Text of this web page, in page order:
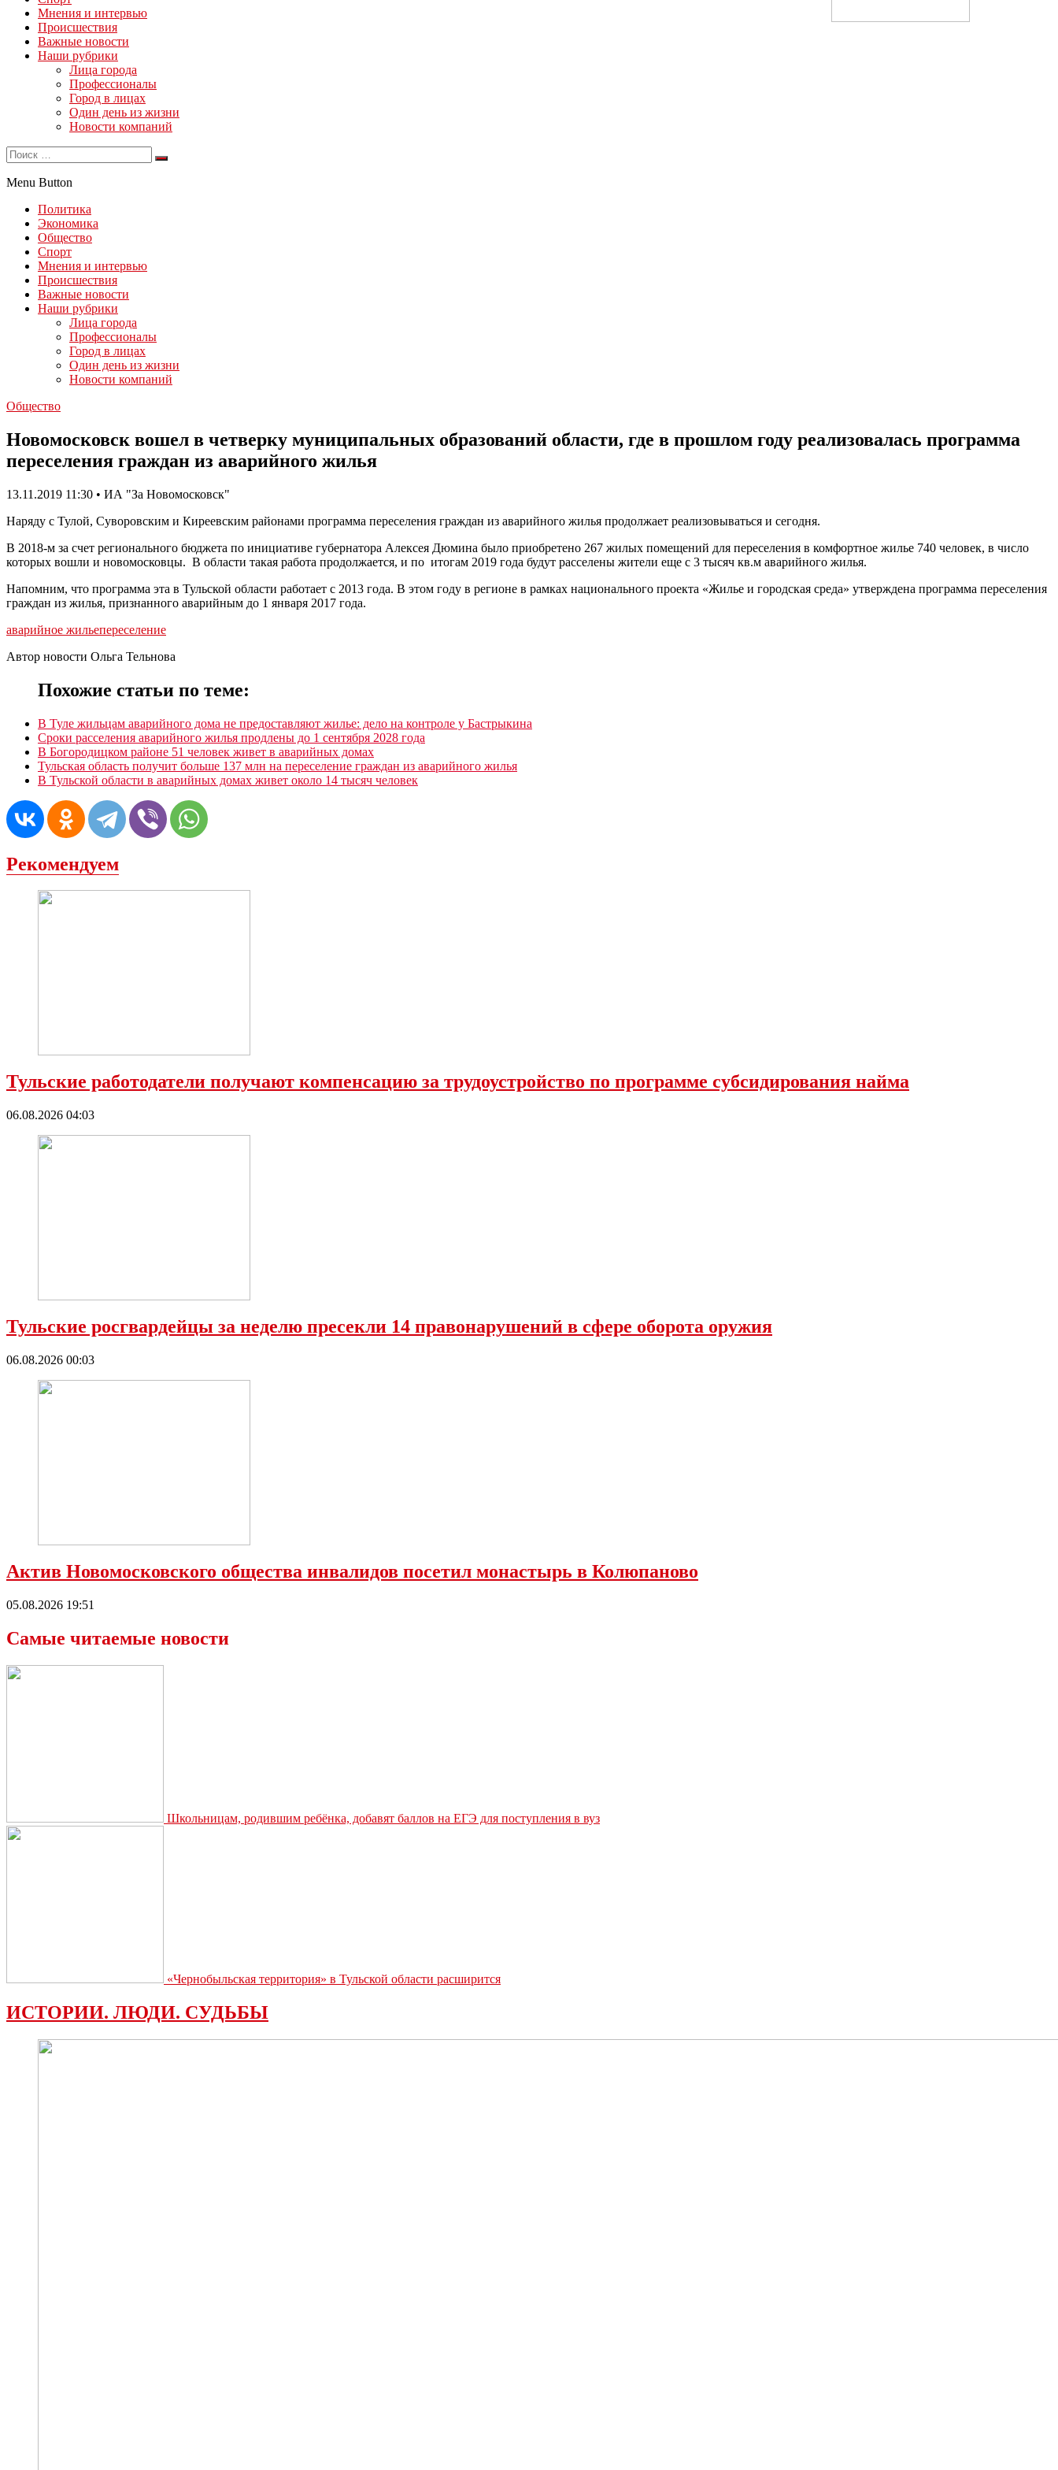
Мнения и интервью
Происшествия
Важные новости
Наши рубрики
Лица города
Профессионалы
Город в лицах
Один день из жизни
Новости компаний
Menu Button
Политика
Экономика
Общество
Спорт
Мнения и интервью
Происшествия
Важные новости
Наши рубрики
Лица города
Профессионалы
Город в лицах
Один день из жизни
Новости компаний
Общество
Новомосковск вошел в четверку муниципальных образований области, где в прошлом году реализовалась программа
переселения граждан из аварийного жилья
13.11.2019 11:30 • ИА "За Новомосковск"
Наряду с Тулой, Суворовским и Киреевским районами программа переселения граждан из аварийного жилья продолжает реализовываться и сегодня.
В 2018-м за счет регионального бюджета по инициативе губернатора Алексея Дюмина было приобретено 267 жилых помещений для переселения в комфортное жилье 740 человек, в число
которых вошли и новомосковцы. В области такая работа продолжается, и по итогам 2019 года будут расселены жители еще с 3 тысяч кв.м аварийного жилья.
Напомним, что программа эта в Тульской области работает с 2013 года. В этом году в регионе в рамках национального проекта «Жилье и городская среда» утверждена программа переселения
граждан из жилья, признанного аварийным до 1 января 2017 года.
аварийное жильепереселение
Автор новости Ольга Тельнова
Похожие статьи по теме:
В Туле жильцам аварийного дома не предоставляют жилье: дело на контроле у Бастрыкина
Сроки расселения аварийного жилья продлены до 1 сентября 2028 года
В Богородицком районе 51 человек живет в аварийных домах
Тульская область получит больше 137 млн на переселение граждан из аварийного жилья
В Тульской области в аварийных домах живет около 14 тысяч человек
Рекомендуем
Тульские работодатели получают компенсацию за трудоустройство по программе субсидирования найма
06.08.2026 04:03
Тульские росгвардейцы за неделю пресекли 14 правонарушений в сфере оборота оружия
06.08.2026 00:03
Актив Новомосковского общества инвалидов посетил монастырь в Колюпаново
05.08.2026 19:51
Самые читаемые новости
Школьницам, родившим ребёнка, добавят баллов на ЕГЭ для поступления в вуз
«Чернобыльская территория» в Тульской области расширится
ИСТОРИИ. ЛЮДИ. СУДЬБЫ